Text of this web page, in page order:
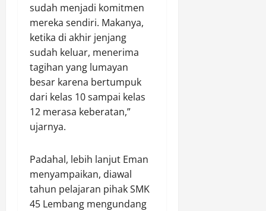
sudah menjadi komitmen
mereka sendiri. Makanya,
ketika di akhir jenjang
sudah keluar, menerima
tagihan yang lumayan
besar karena bertumpuk
dari kelas 10 sampai kelas
12 merasa keberatan,”
ujarnya.
Padahal, lebih lanjut Eman
menyampaikan, diawal
tahun pelajaran pihak SMK
45 Lembang mengundang